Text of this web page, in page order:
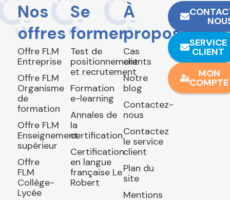
Nos
offres
Offre FLM
Entreprise
Offre FLM
Organisme
de
formation
Offre FLM
Enseignement
supérieur
Offre
FLM
Collège-
Lycée
Se
former
Test de
positionnement
et recrutement
Formation
e-learning
Annales de
la
certification
Certification
en langue
française Le
Robert
À
propos
Cas
clients
Notre
blog
Contactez-
nous
Contactez
le service
client
Plan du
site
Mentions
SERVICE
CLIENT
MON
COMPTE